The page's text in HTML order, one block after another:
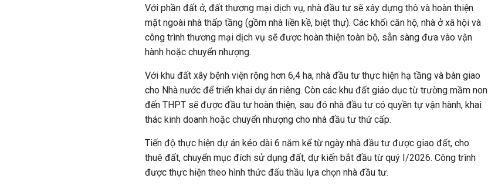
Với phần đất ở, đất thương mại dịch vụ, nhà đầu tư sẽ xây dựng thô và hoàn thiện
mặt ngoài nhà thấp tầng (gồm nhà liền kề, biệt thự). Các khối căn hộ, nhà ở xã hội và
công trình thương mại dịch vụ sẽ được hoàn thiện toàn bộ, sẵn sàng đưa vào vận
hành hoặc chuyển nhượng.
Với khu đất xây bệnh viện rộng hơn 6,4 ha, nhà đầu tư thực hiện hạ tầng và bàn giao
cho Nhà nước để triển khai dự án riêng. Còn các khu đất giáo dục từ trường mầm non
đến THPT sẽ được đầu tư hoàn thiện, sau đó nhà đầu tư có quyền tự vận hành, khai
thác kinh doanh hoặc chuyển nhượng cho nhà đầu tư thứ cấp.
Tiến độ thực hiện dự án kéo dài 6 năm kể từ ngày nhà đầu tư được giao đất, cho
thuê đất, chuyển mục đích sử dụng đất, dự kiến bắt đầu từ quý I/2026. Công trình
được thực hiện theo hình thức đấu thầu lựa chọn nhà đầu tư.